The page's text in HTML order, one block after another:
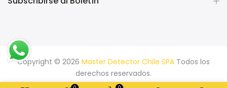
Copyright © 2026 Master Detector Chile SPA Todos los
derechos reservados.